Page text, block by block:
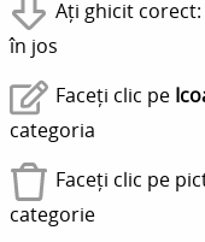
Ați ghicit
în jos
Faceți clic pe
categoria
Faceți clic pe
categorie